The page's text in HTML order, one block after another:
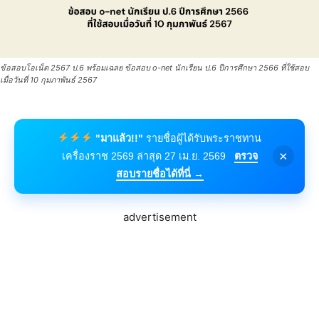
ข้อสอบโอเน็ต 2567 ป.6 พร้อมเฉลย ข้อสอบ o-net นักเรียน ป.6 ปีการศึกษา 2566 ที่ใช้สอบ
เมื่อวันที่ 10 กุมภาพันธ์ 2567
"มาแล้ว!!" รายชื่อผู้ได้รับพระราชทาน
เครื่องราช 2569 ล่าสุด 27 เม.ย. 2569
ตรวจ
สอบรายชื่อได้ที่นี่ →
×
advertisement